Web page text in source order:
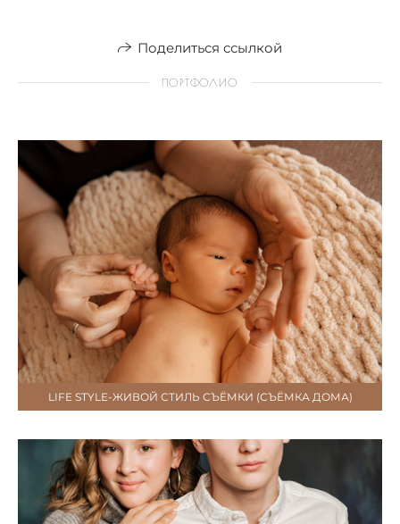
Поделиться ссылкой
ПОРТФОЛИО
LIFE STYLE-ЖИВОЙ СТИЛЬ СЪЁМКИ (СЪЁМКА ДОМА)